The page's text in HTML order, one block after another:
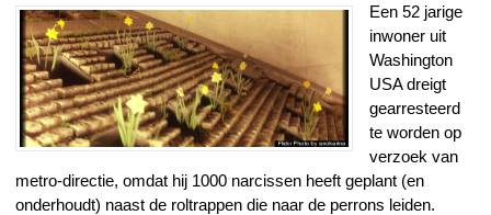
Een 52 jarige
inwoner uit
Washington
USA dreigt
gearresteerd
te worden op
verzoek van
metro-directie, omdat hij 1000 narcissen heeft geplant (en
onderhoudt) naast de roltrappen die naar de perrons leiden.